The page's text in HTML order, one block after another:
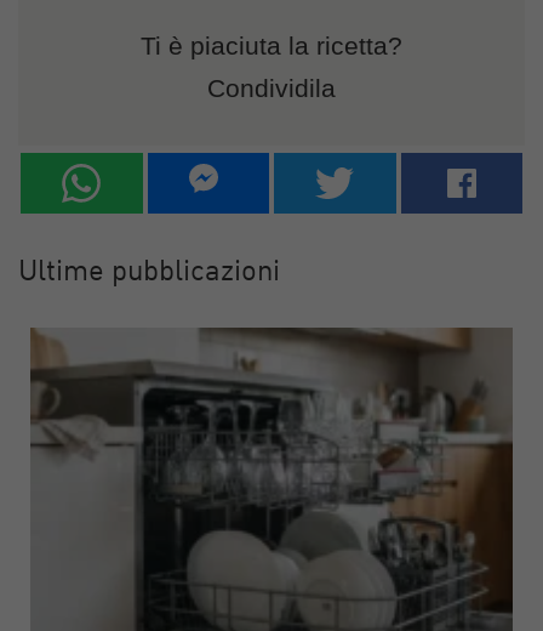
Ti è piaciuta la ricetta?
Condividila
Ultime pubblicazioni